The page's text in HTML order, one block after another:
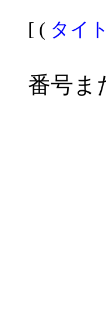
[ ( タイ
番号ま